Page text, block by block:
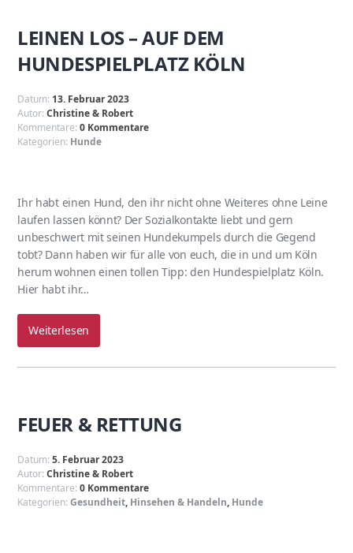
LEINEN LOS – AUF DEM
HUNDESPIELPLATZ KÖLN
Datum: 13. Februar 2023
Autor:Christine & Robert
Kommentare:0 Kommentare
Kategorien: Hunde
Ihr habt einen Hund, den ihr nicht ohne Weiteres ohne Leine
laufen lassen könnt? Der Sozialkontakte liebt und gern
unbeschwert mit seinen Hundekumpels durch die Gegend
tobt? Dann haben wir für alle von euch, die in und um Köln
herum wohnen einen tollen Tipp: den Hundespielplatz Köln.
Hier habt ihr…
Weiterlesen
FEUER & RETTUNG
Datum:5. Februar 2023
Autor:Christine & Robert
Kommentare:0 Kommentare
Kategorien:Gesundheit, Hinsehen & Handeln, Hunde